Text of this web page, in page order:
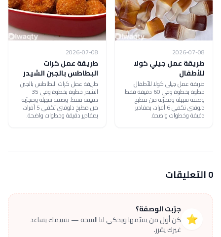
2026-07-08
طريقة عمل جيلي كولا
للأطفال
طريقة عمل جيلي كولا للأطفال
خطوة بخطوة وفي 60 دقيقة فقط.
وصفة سهلة ومجرّبة من مطبخ
دلوقتي تكفي 6 أفراد، بمقادير
دقيقة وخطوات واضحة.
2026-07-08
طريقة عمل كرات
البطاطس بالجبن الشيدر
طريقة عمل كرات البطاطس بالجبن
الشيدر خطوة بخطوة وفي 35
دقيقة فقط. وصفة سهلة ومجرّبة
من مطبخ دلوقتي تكفي 5 أفراد،
بمقادير دقيقة وخطوات واضحة.
0 التعليقات
⭐
جرّبت الوصفة؟
كن أول من يقيّمها ويحكي لنا النتيجة — تقييمك يساعد
غيرك يقرر.